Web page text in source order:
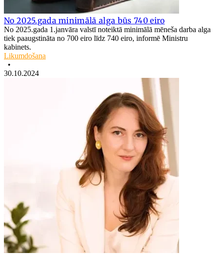
No 2025.gada minimālā alga būs 740 eiro
No 2025.gada 1.janvāra valstī noteiktā minimālā mēneša darba alga
tiek paaugstināta no 700 eiro līdz 740 eiro, informē Ministru
kabinets.
Likumdošana
•
30.10.2024